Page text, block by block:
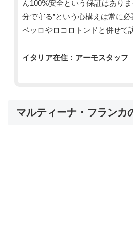
ん100%安全という保証はあり
分で守る”という心構えは常に
ベッロやロコロトンドと併せ
イタリア在住：アーモスタッフ
マルティーナ・フランカ